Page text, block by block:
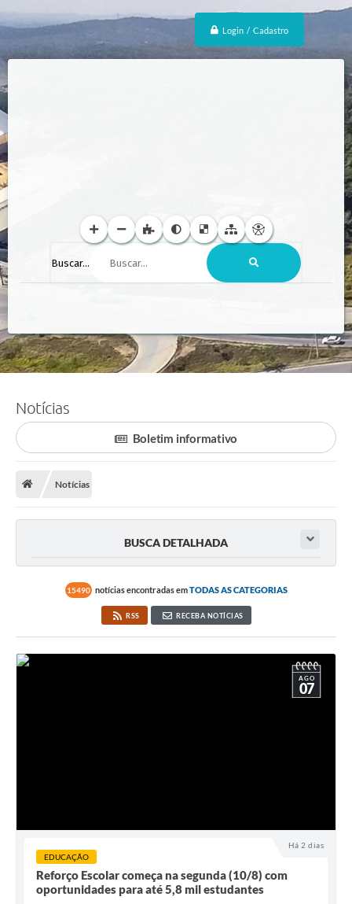
Login / Cadastro
Buscar...
Notícias
Boletim informativo
Notícias
BUSCA DETALHADA
15490 notícias encontradas emTODAS AS CATEGORIAS
RSS RECEBA NOTÍCIAS
Há 2 dias
AGO
07
EDUCAÇÃO
Reforço Escolar começa na segunda (10/8) com
oportunidades para até 5,8 mil estudantes